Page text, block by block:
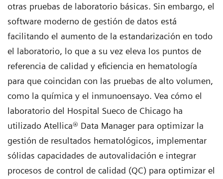
otras pruebas de laboratorio básicas. Sin embargo, el
software moderno de gestión de datos está
facilitando el aumento de la estandarización en todo
el laboratorio, lo que a su vez eleva los puntos de
referencia de calidad y eficiencia en hematología
para que coincidan con las pruebas de alto volumen,
como la química y el inmunoensayo. Vea cómo el
laboratorio del Hospital Sueco de Chicago ha
utilizado Atellica® Data Manager para optimizar la
gestión de resultados hematológicos, implementar
sólidas capacidades de autovalidación e integrar
procesos de control de calidad (QC) para optimizar el